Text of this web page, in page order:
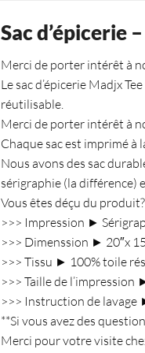
Sac d’épicerie
Merci de porter intérêt à
Le sac d’épicerie Madjx
réutilisable.
Merci de porter intérêt à
Chaque sac est imprimé à
Nous avons des sac
sérigraphie (la différence)
Vous êtes déçu du
>>> Impression ►
>>> Dimenssion ► 20″x
>>> Tissu ► 100% toile
>>> Taille de l’impression
>>> Instruction de lavage
**Si vous avez des
Merci pour votre visite